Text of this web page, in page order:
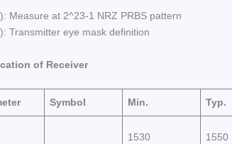
Measure at 2^23-1 NRZ PRBS pattern
Transmitter eye mask definition
of Receiver
Symbol Min. Typ.
1530 1550